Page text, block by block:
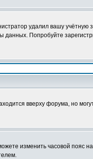
удалил вашу учётную
Попробуйте
вверху форума, но
изменить часовой пояс